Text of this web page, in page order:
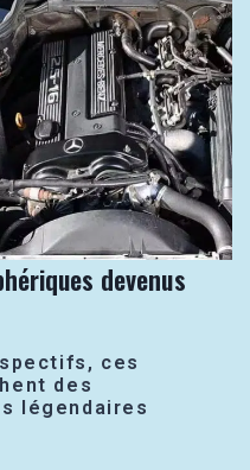
devenus
ces
des
légendaires